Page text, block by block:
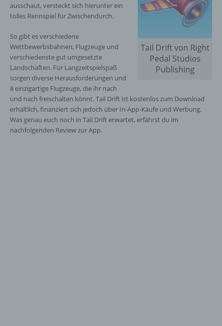
Tail Drift von Right
Pedal Studios
Publishing
ausschaut, versteckt sich hierunter ein
tolles Rennspiel für Zwischendurch.
So gibt es verschiedene
Wettbewerbsbahnen, Flugzeuge und
verschiedenste gut umgesetzte
Landschaften. Für Langzeitspielspaß
sorgen diverse Herausforderungen und
8 einzigartige Flugzeuge, die ihr nach
und nach freischalten könnt. Tail Drift ist kostenlos zum Download
erhältlich, finanziert sich jedoch über In-App-Käufe und Werbung.
Was genau euch noch in Tail Drift erwartet, erfährst du im
nachfolgenden Review zur App.